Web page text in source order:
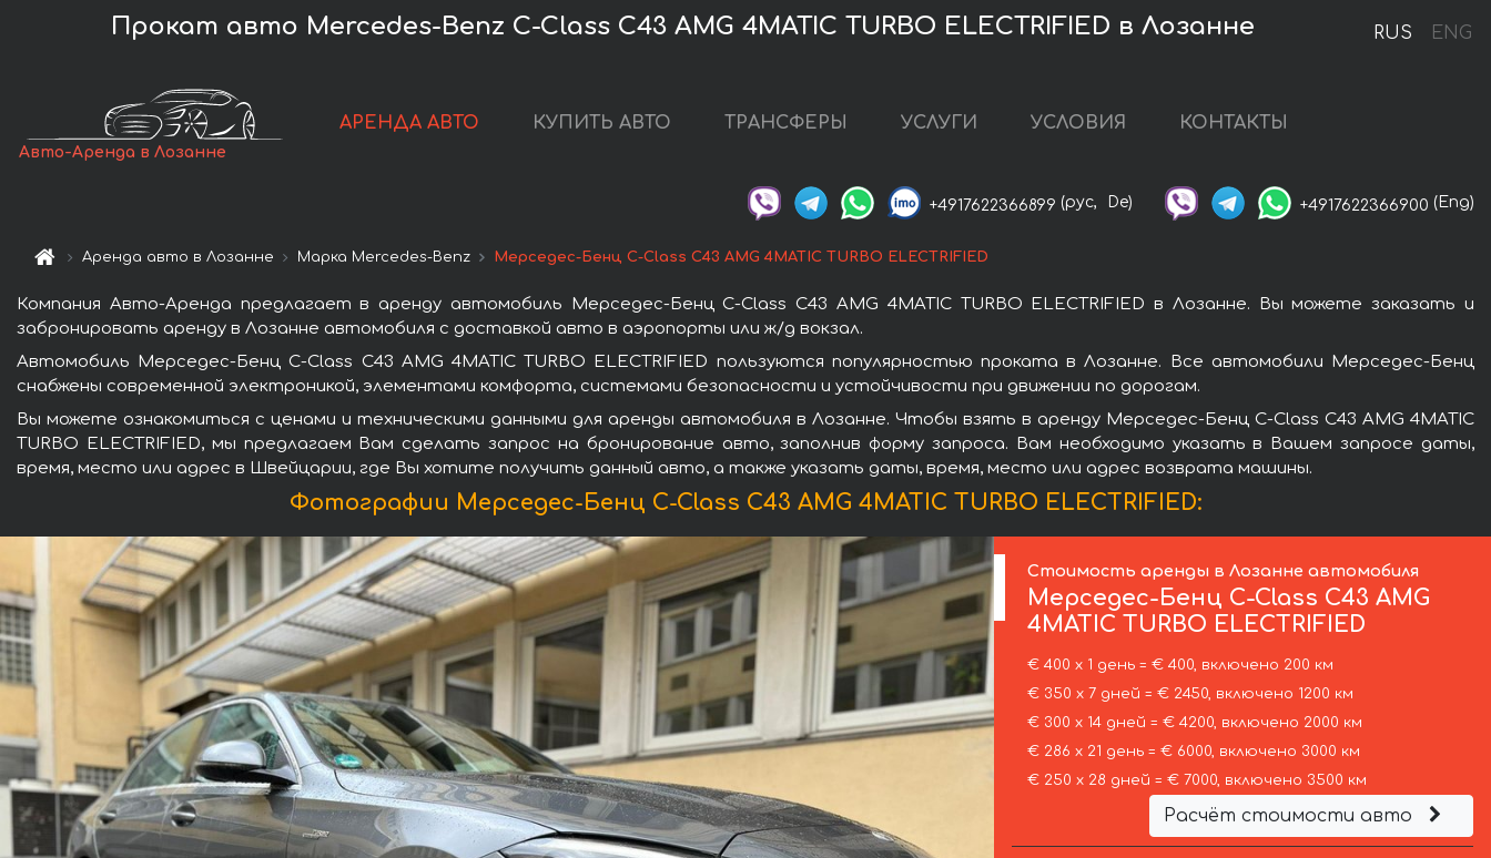
RUS ENG
Прокат авто Mercedes-Benz C-Class C43 AMG 4MATIC TURBO ELECTRIFIED в Лозанне
Авто-Аренда в Лозанне
АРЕНДА АВТО КУПИТЬ АВТО ТРАНСФЕРЫ УСЛУГИ УСЛОВИЯ КОНТАКТЫ
+4917622366899 (рус, De) +4917622366900 (Eng)
Аренда авто в Лозанне Марка Mercedes-Benz Мерседес-Бенц C-Class C43 AMG 4MATIC TURBO ELECTRIFIED
Компания Авто-Аренда предлагает в аренду автомобиль Мерседес-Бенц C-Class C43 AMG 4MATIC TURBO ELECTRIFIED в Лозанне. Вы можете заказать и
забронировать аренду в Лозанне автомобиля с доставкой авто в аэропорты или ж/д вокзал.
Автомобиль Мерседес-Бенц C-Class C43 AMG 4MATIC TURBO ELECTRIFIED пользуются популярностью проката в Лозанне. Все автомобили Мерседес-Бенц
снабжены современной электроникой, элементами комфорта, системами безопасности и устойчивости при движении по дорогам.
Вы можете ознакомиться с ценами и техническими данными для аренды автомобиля в Лозанне. Чтобы взять в аренду Мерседес-Бенц C-Class C43 AMG 4MATIC
TURBO ELECTRIFIED, мы предлагаем Вам сделать запрос на бронирование авто, заполнив форму запроса. Вам необходимо указать в Вашем запросе даты,
время, место или адрес в Швейцарии, где Вы хотите получить данный авто, а также указать даты, время, место или адрес возврата машины.
Фотографии Мерседес-Бенц C-Class C43 AMG 4MATIC TURBO ELECTRIFIED:
Стоимость аренды в Лозанне автомобиля
Мерседес-Бенц C-Class C43 AMG
4MATIC TURBO ELECTRIFIED
€ 400 х 1 день = € 400, включено 200 км
€ 350 х 7 дней = € 2450, включено 1200 км
€ 300 х 14 дней = € 4200, включено 2000 км
€ 286 х 21 день = € 6000, включено 3000 км
€ 250 х 28 дней = € 7000, включено 3500 км
Расчёт стоимости авто